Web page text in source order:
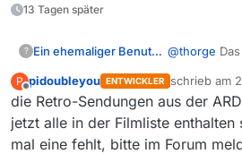
YjJkNTNlZGMxZQ/
Version 13.7.0
13 Tagen später
? Ein ehemaliger Benutzer @thorge
ongoing und
mehrfach.
Es helfen
Tools (siehe
P
Offline
pidoubleyou ENTWICKLER schrieb am
zuletzt
die Retro-Sendungen aus der
jetzt alle in der Filmliste enthalten
mal eine fehlt, bitte im Forum